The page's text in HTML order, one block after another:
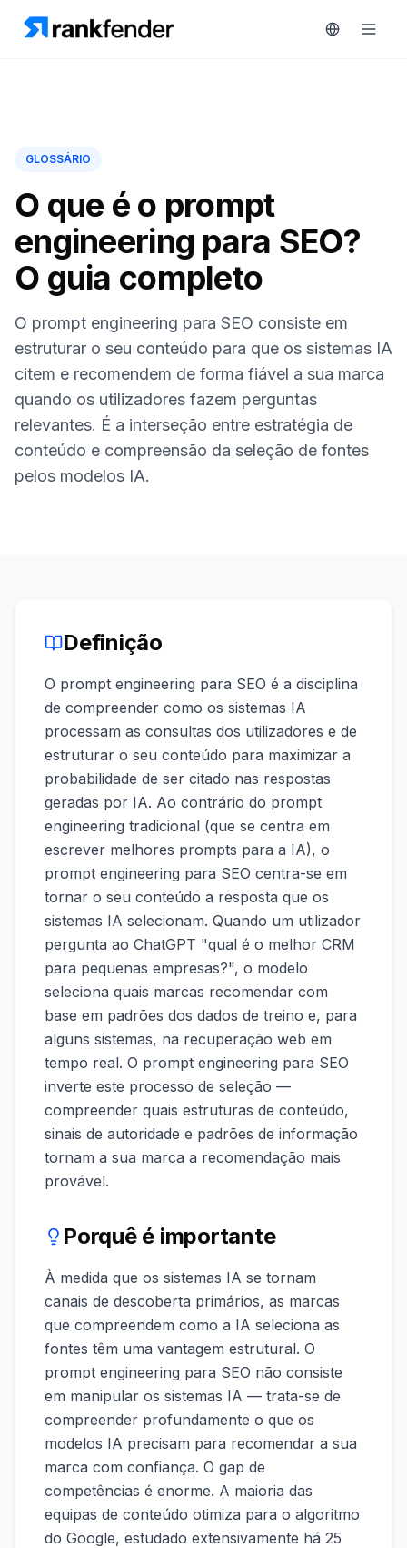
Plataforma
MONITORIZAR
RAIVE
Rastreamento
de
concorrentes
Inteligência
de
palavras-
chave
Integrações
Relatórios
Soluções
Recursos
Ferramentas
Preços
Agendar
demo
GLOSSÁRIO
O que é o prompt
engineering para SEO?
O guia completo
O prompt engineering para SEO consiste em
estruturar o seu conteúdo para que os sistemas IA
citem e recomendem de forma fiável a sua marca
quando os utilizadores fazem perguntas
relevantes. É a interseção entre estratégia de
conteúdo e compreensão da seleção de fontes
pelos modelos IA.
Definição
O prompt engineering para SEO é a disciplina
de compreender como os sistemas IA
processam as consultas dos utilizadores e de
estruturar o seu conteúdo para maximizar a
probabilidade de ser citado nas respostas
geradas por IA. Ao contrário do prompt
engineering tradicional (que se centra em
escrever melhores prompts para a IA), o
prompt engineering para SEO centra-se em
tornar o seu conteúdo a resposta que os
sistemas IA selecionam. Quando um utilizador
pergunta ao ChatGPT "qual é o melhor CRM
para pequenas empresas?", o modelo
seleciona quais marcas recomendar com
base em padrões dos dados de treino e, para
alguns sistemas, na recuperação web em
tempo real. O prompt engineering para SEO
inverte este processo de seleção —
compreender quais estruturas de conteúdo,
sinais de autoridade e padrões de informação
tornam a sua marca a recomendação mais
provável.
Porquê é importante
À medida que os sistemas IA se tornam
canais de descoberta primários, as marcas
que compreendem como a IA seleciona as
fontes têm uma vantagem estrutural. O
prompt engineering para SEO não consiste
em manipular os sistemas IA — trata-se de
compreender profundamente o que os
modelos IA precisam para recomendar a sua
marca com confiança. O gap de
competências é enorme. A maioria das
equipas de conteúdo otimiza para o algoritmo
do Google, estudado extensivamente há 25